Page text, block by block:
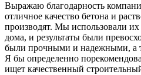
Выражаю благодарность
отличное качество бетона и
производят. Мы использовали их
дома, и результаты были
были прочными и надежными, а
Я бы определенно
ищет качественный